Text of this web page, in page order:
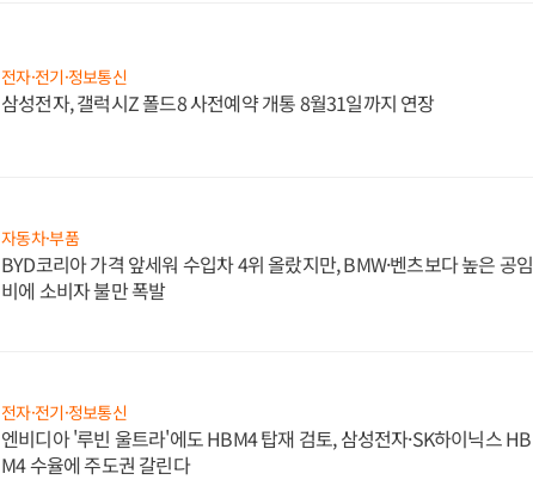
전자·전기·정보통신
삼성전자, 갤럭시Z 폴드8 사전예약 개통 8월31일까지 연장
자동차·부품
BYD코리아 가격 앞세워 수입차 4위 올랐지만, BMW·벤츠보다 높은 공임
비에 소비자 불만 폭발
전자·전기·정보통신
엔비디아 '루빈 울트라'에도 HBM4 탑재 검토, 삼성전자·SK하이닉스 HB
M4 수율에 주도권 갈린다